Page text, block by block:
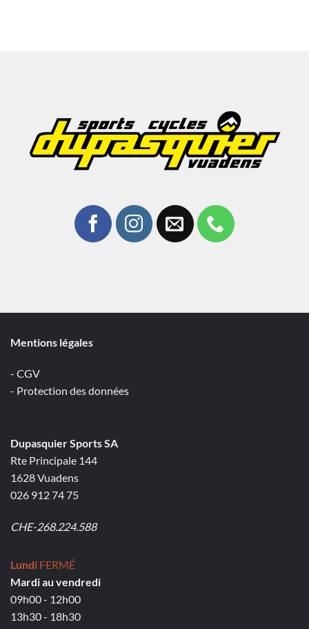
Mentions légales
- CGV
- Protection des données
Dupasquier Sports SA
Rte Principale 144
1628 Vuadens
026 912 74 75
CHE-268.224.588
Lundi FERMÉ
Mardi au vendredi
09h00 - 12h00
13h30 - 18h30